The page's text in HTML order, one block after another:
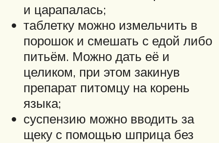
и царапалась;
таблетку можно измельчить в
порошок и смешать с едой либо
питьём. Можно дать её и
целиком, при этом закинув
препарат питомцу на корень
языка;
суспензию можно вводить за
щеку с помощью шприца без